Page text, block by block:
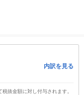
内訳を見る
抜金額に対し付与されます。